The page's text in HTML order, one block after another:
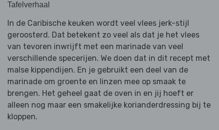
Tafelverhaal
In de Caribische keuken wordt veel vlees jerk-stijl
geroosterd. Dat betekent zo veel als dat je het vlees
van tevoren inwrijft met een marinade van veel
verschillende specerijen. We doen dat in dit recept met
malse kippendijen. En je gebruikt een deel van de
marinade om groente en linzen mee op smaak te
brengen. Het geheel gaat de oven in en jij hoeft er
alleen nog maar een smakelijke korianderdressing bij te
kloppen.